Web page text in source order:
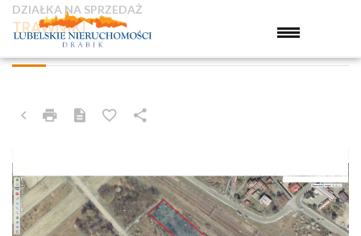
TRAWNIKI
DZIAŁKA NA SPRZEDAŻ